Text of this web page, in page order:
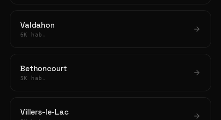
Valdahon
6K hab.
Bethoncourt
5K hab.
Villers-le-Lac